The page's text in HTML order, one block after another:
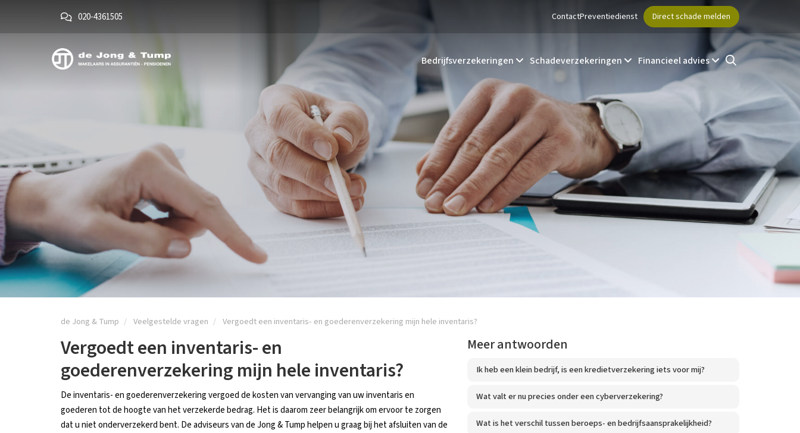
020-4361505 ContactPreventiedienst Direct schade melden
Bedrijfsverzekeringen Schadeverzekeringen Financieel advies
de Jong & Tump Veelgestelde vragen Vergoedt een inventaris- en goederenverzekering mijn hele inventaris?
Vergoedt een inventaris- en
goederenverzekering mijn hele inventaris?
De inventaris- en goederenverzekering vergoed de kosten van vervanging van uw inventaris en
goederen tot de hoogte van het verzekerde bedrag. Het is daarom zeer belangrijk om ervoor te zorgen
dat u niet onderverzekerd bent. De adviseurs van de Jong & Tump helpen u graag bij het afsluiten van de
Meer antwoorden
Ik heb een klein bedrijf, is een kredietverzekering iets voor mij?
Wat valt er nu precies onder een cyberverzekering?
Wat is het verschil tussen beroeps- en bedrijfsaansprakelijkheid?